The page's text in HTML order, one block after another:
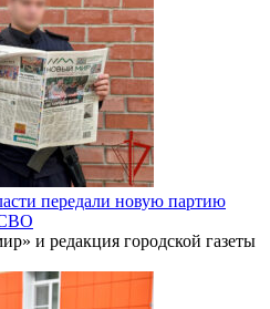
передали новую партию
СВО
и редакция городской газеты